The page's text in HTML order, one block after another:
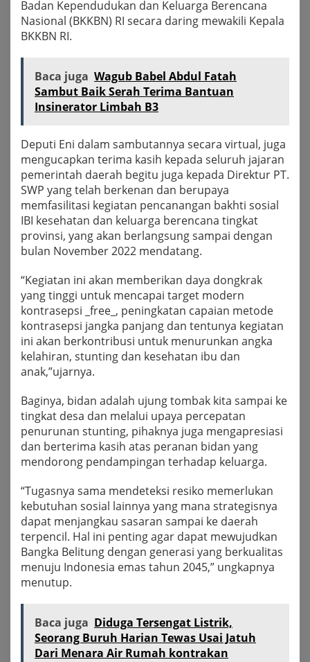
Badan Kependudukan dan Keluarga Berencana
Nasional (BKKBN) RI secara daring mewakili Kepala
BKKBN RI.
Baca juga Wagub Babel Abdul Fatah
Sambut Baik Serah Terima Bantuan
Insinerator Limbah B3
Deputi Eni dalam sambutannya secara virtual, juga
mengucapkan terima kasih kepada seluruh jajaran
pemerintah daerah begitu juga kepada Direktur PT.
SWP yang telah berkenan dan berupaya
memfasilitasi kegiatan pencanangan bakhti sosial
IBI kesehatan dan keluarga berencana tingkat
provinsi, yang akan berlangsung sampai dengan
bulan November 2022 mendatang.
“Kegiatan ini akan memberikan daya dongkrak
yang tinggi untuk mencapai target modern
kontrasepsi _free_, peningkatan capaian metode
kontrasepsi jangka panjang dan tentunya kegiatan
ini akan berkontribusi untuk menurunkan angka
kelahiran, stunting dan kesehatan ibu dan
anak,”ujarnya.
Baginya, bidan adalah ujung tombak kita sampai ke
tingkat desa dan melalui upaya percepatan
penurunan stunting, pihaknya juga mengapresiasi
dan berterima kasih atas peranan bidan yang
mendorong pendampingan terhadap keluarga.
“Tugasnya sama mendeteksi resiko memerlukan
kebutuhan sosial lainnya yang mana strategisnya
dapat menjangkau sasaran sampai ke daerah
terpencil. Hal ini penting agar dapat mewujudkan
Bangka Belitung dengan generasi yang berkualitas
menuju Indonesia emas tahun 2045,” ungkapnya
menutup.
Baca juga Diduga Tersengat Listrik,
Seorang Buruh Harian Tewas Usai Jatuh
Dari Menara Air Rumah kontrakan